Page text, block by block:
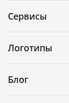
Сервисы
Логотипы
Блог